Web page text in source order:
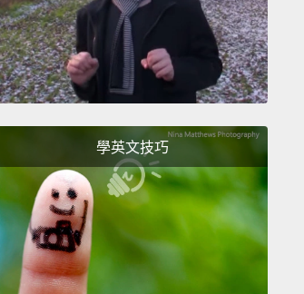
去檢查一下。啊，但我現在躺得很舒
？
would be a toaster that you
at a certain time.
Oh, that
定時間自動烤麵包的烤麵包機的話，
學英文技巧